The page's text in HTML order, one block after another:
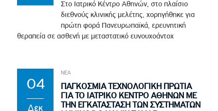
Στο Ιατρικό Κέντρο Αθηνών, στο πλαίσιο
διεθνούς κλινικής μελέτης, χορηγήθηκε για
πρώτη φορά Πανευρωπαϊκά, ερευνητική
θεραπεία σε ασθενή με μεταστατικό ευνουχοάντοχ
04
Δεκ
ΝΕΑ
ΠΑΓΚΟΣΜΙΑ ΤΕΧΝΟΛΟΓΙΚΗ ΠΡΩΤΙΑ
ΓΙΑ ΤΟ ΙΑΤΡΙΚΟ ΚΕΝΤΡΟ ΑΘΗΝΩΝ ΜΕ
ΤΗΝ ΕΓΚΑΤΑΣΤΑΣΗ ΤΩΝ ΣΥΣΤΗΜΑΤΩΝ